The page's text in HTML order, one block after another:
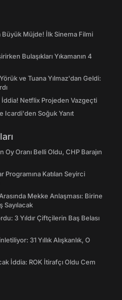
Müjde! İlk Sinema Filmi
Bulaşıkları Yıkamanın 4
ve Tuana Yılmaz'dan Geldi:
İddia! Netflix Projeden Vazgeçti
Icardi'den Soğuk Yanıt
Oranı Belli Oldu, CHP Barajın
Programına Katılan Seyirci
Mekke Anlaşması: Birine
Sayılacak
3 Yıldır Çiftçilerin Baş Belası
31 Yıllık Alışkanlık, O
İddia: ROK İtirafçı Oldu Cem